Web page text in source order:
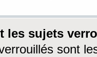
les sujets
sont